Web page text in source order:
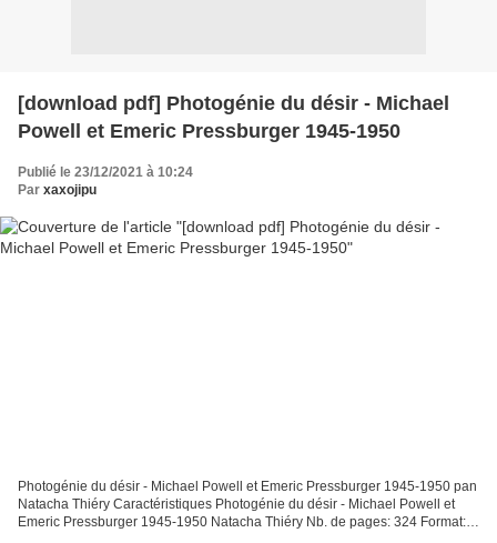
[download pdf] Photogénie du désir - Michael
Powell et Emeric Pressburger 1945-1950
Publié le 23/12/2021 à 10:24
Par xaxojipu
Photogénie du désir - Michael Powell et Emeric Pressburger 1945-1950 pan
Natacha Thiéry Caractéristiques Photogénie du désir - Michael Powell et
Emeric Pressburger 1945-1950 Natacha Thiéry Nb. de pages: 324 Format: